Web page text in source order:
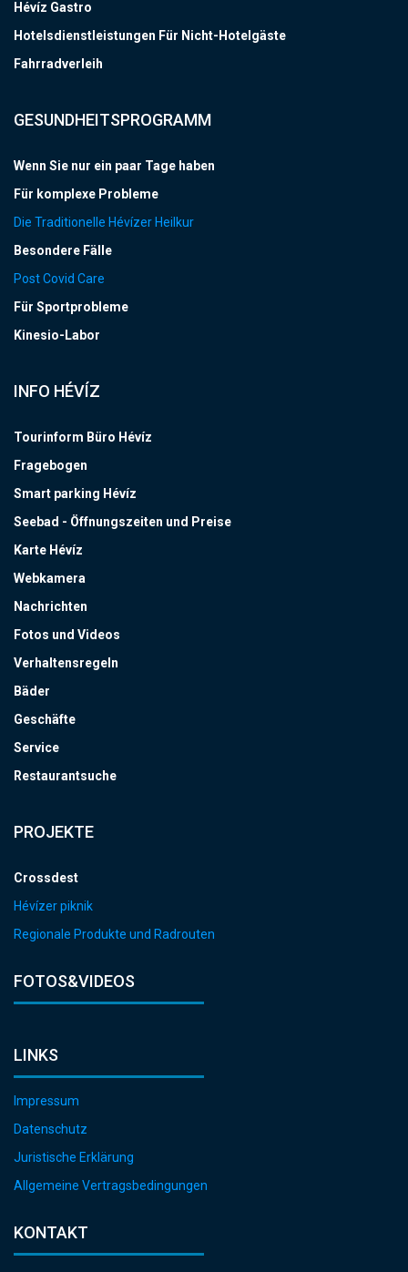
Hévíz Gastro
Hotelsdienstleistungen Für Nicht-Hotelgäste
Fahrradverleih
GESUNDHEITSPROGRAMM
Wenn Sie nur ein paar Tage haben
Für komplexe Probleme
Die Traditionelle Hévízer Heilkur
Besondere Fälle
Post Covid Care
Für Sportprobleme
Kinesio-Labor
INFO HÉVÍZ
Tourinform Büro Hévíz
Fragebogen
Smart parking Hévíz
Seebad - Öffnungszeiten und Preise
Karte Hévíz
Webkamera
Nachrichten
Fotos und Videos
Verhaltensregeln
Bäder
Geschäfte
Service
Restaurantsuche
PROJEKTE
Crossdest
Hévízer piknik
Regionale Produkte und Radrouten
FOTOS&VIDEOS
LINKS
Impressum
Datenschutz
Juristische Erklärung
Allgemeine Vertragsbedingungen
KONTAKT